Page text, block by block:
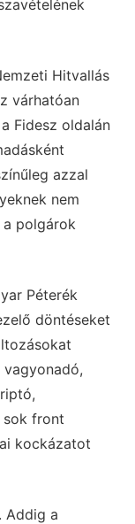
Hitvallás
várhatóan
Fidesz oldalán
azzal
nem
polgárok
Péterék
döntéseket
vagyonadó,
sok front
kockázatot
Addig a